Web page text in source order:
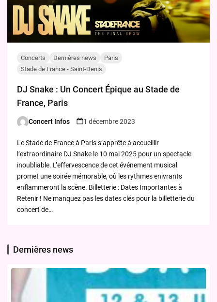
Concerts Dernières news
Paris
Stade de France - Saint-Denis
DJ Snake : Un Concert Épique au Stade de
France, Paris
Posted
Concert Infos 1 décembre 2023
Le Stade de France à Paris s’apprête à accueillir
l’extraordinaire DJ Snake le 10 mai 2025 pour un spectacle
inoubliable. L’effervescence de cet événement musical
promet une soirée mémorable, où les rythmes enivrants
enflammeront la scène. Billetterie : Dates Importantes à
Retenir ! Ne manquez pas les dates clés pour la billetterie du
concert de…
Dernières news